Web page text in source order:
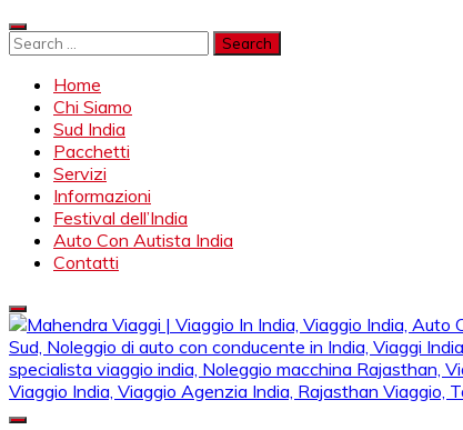
Skip
to
Search
Home
Chi Siamo
Sud India
Pacchetti
Servizi
Informazioni
Festival dell’India
Auto Con Autista India
Contatti